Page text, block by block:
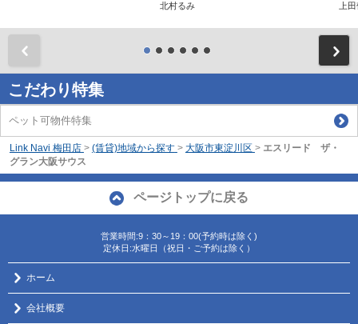
北村るみ 上
こだわり特集
ペット可物件特集
Link Navi 梅田店 > (賃貸)地域から探す > 大阪市東淀川区 > エスリード ザ・
グラン大阪サウス
ページトップに戻る
営業時間:9：30～19：00(予約時は除く)
定休日:水曜日（祝日・ご予約は除く）
ホーム
会社概要